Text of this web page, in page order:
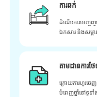
ការឆក់
ដំណើរការបញ្ច
ឯកសារ និងសម្ភា
តាមដានការថែ
ក្រោយ​ការ​ហូរ​ចេ
បំពេញ​ថ្នាំ​នៅ​ទូទាំ